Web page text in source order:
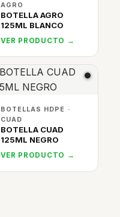
AGRO
BOTELLA AGRO
125ML BLANCO
VER PRODUCTO →
BOTELLAS HDPE ·
CUAD
BOTELLA CUAD
125ML NEGRO
VER PRODUCTO →